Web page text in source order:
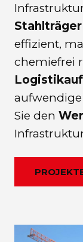
effizient,
chemiefrei
Sie den